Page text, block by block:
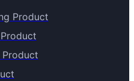
Product